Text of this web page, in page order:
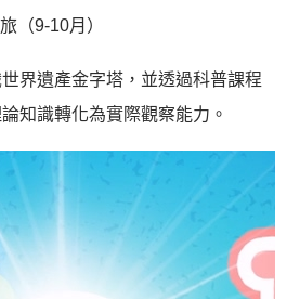
（9-10月）
界遺產金字塔，並透過科普課程
知識轉化為實際觀察能力。